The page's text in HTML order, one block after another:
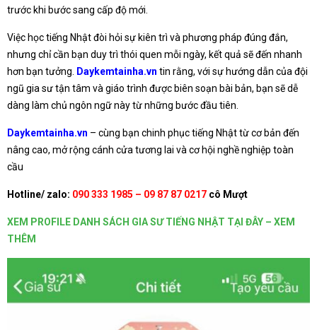
trước khi bước sang cấp độ mới.
Việc học tiếng Nhật đòi hỏi sự kiên trì và phương pháp đúng đắn,
nhưng chỉ cần bạn duy trì thói quen mỗi ngày, kết quả sẽ đến nhanh
hơn bạn tưởng. Daykemtainha.vn tin rằng, với sự hướng dẫn của đội
ngũ gia sư tận tâm và giáo trình được biên soạn bài bản, bạn sẽ dễ
dàng làm chủ ngôn ngữ này từ những bước đầu tiên.
Daykemtainha.vn – cùng bạn chinh phục tiếng Nhật từ cơ bản đến
nâng cao, mở rộng cánh cửa tương lai và cơ hội nghề nghiệp toàn
cầu
Hotline/ zalo: 090 333 1985 – 09 87 87 0217 cô Mượt
XEM PROFILE DANH SÁCH GIA SƯ TIẾNG NHẬT TẠI ĐÂY – XEM
THÊM